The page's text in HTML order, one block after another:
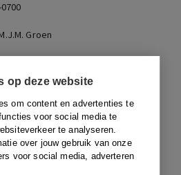
op deze website
om content en advertenties te
voor social media te
te analyseren.
over jouw gebruik van onze
voor social media, adverteren
Groen
hoofdelijke aansprakelijkheid,